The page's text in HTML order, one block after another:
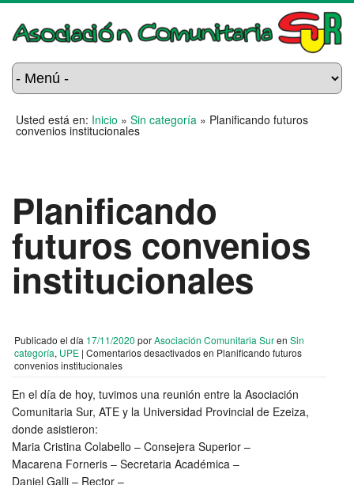
Usted está en: Inicio » Sin categoría » Planificando futuros
convenios institucionales
Planificando
futuros convenios
institucionales
Publicado el día 17/11/2020 porAsociación Comunitaria Suren Sin
categoría, UPE | Comentarios desactivadosen Planificando futuros
convenios institucionales
En el día de hoy, tuvimos una reunión entre la Asociación
Comunitaria Sur, ATE y la Universidad Provincial de Ezeiza,
donde asistieron:
Maria Cristina Colabello – Consejera Superior –
Macarena Forneris – Secretaria Académica –
Daniel Galli – Rector –